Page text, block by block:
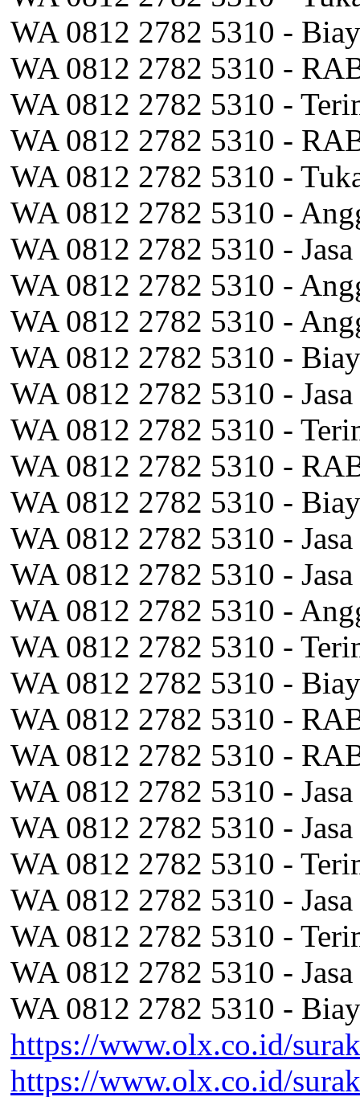
WA 0812 2782 5310 -
WA 0812 2782 5310 -
WA 0812 2782 5310 -
WA 0812 2782 5310 -
WA 0812 2782 5310 -
WA 0812 2782 5310 -
WA 0812 2782 5310 -
WA 0812 2782 5310 -
WA 0812 2782 5310 -
WA 0812 2782 5310 -
WA 0812 2782 5310 -
WA 0812 2782 5310 -
WA 0812 2782 5310 -
WA 0812 2782 5310 -
WA 0812 2782 5310 -
WA 0812 2782 5310 -
WA 0812 2782 5310 -
WA 0812 2782 5310 -
WA 0812 2782 5310 -
WA 0812 2782 5310 -
WA 0812 2782 5310 -
WA 0812 2782 5310 -
WA 0812 2782 5310 -
WA 0812 2782 5310 -
WA 0812 2782 5310 -
WA 0812 2782 5310 -
WA 0812 2782 5310 -
WA 0812 2782 5310 -
https://www.olx.co.id/
https://www.olx.co.id/